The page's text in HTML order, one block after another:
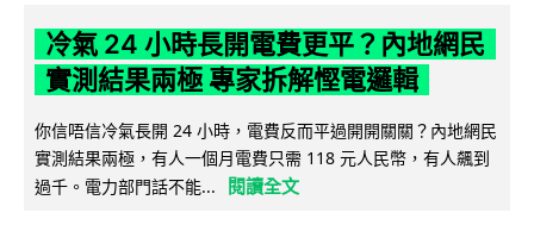
冷氣 24 小時長開電費更平？內地網民
實測結果兩極 專家拆解慳電邏輯
你信唔信冷氣長開 24 小時，電費反而平過開開關關？內地網民
實測結果兩極，有人一個月電費只需 118 元人民幣，有人飆到
過千。電力部門話不能...
閱讀全文